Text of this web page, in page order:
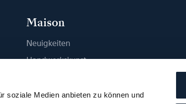
soziale Medien anbieten zu können und
Maison
Neuigkeiten
Handwerkskunst
Nachhaltigkeit